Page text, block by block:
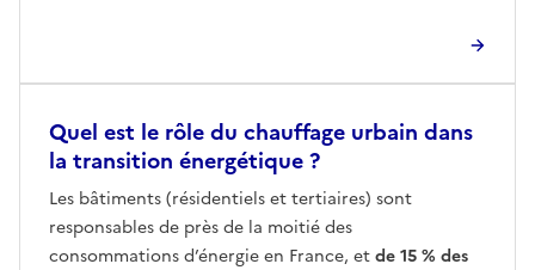
Quel est le rôle du chauffage urbain dans
la transition énergétique ?
Les bâtiments (résidentiels et tertiaires) sont
responsables de près de la moitié des
consommations d’énergie en France, etde 15 % des